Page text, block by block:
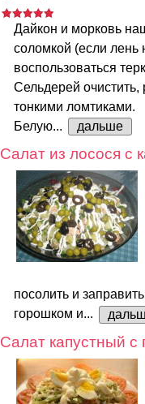
Дайкон и морковь
соломкой (если лень
воспользоваться
Сельдерей очистить,
тонкими ломтиками.
Белую...
дальше
Салат из лосося с
посолить и
горошком и...
Салат капустный